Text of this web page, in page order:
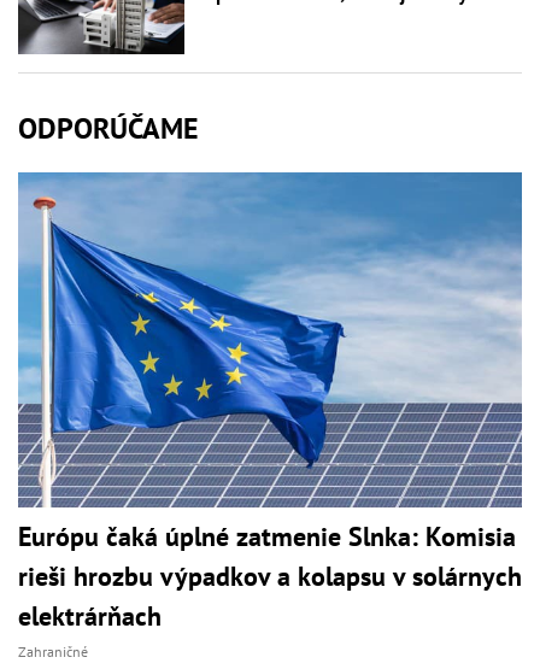
ODPORÚČAME
Európu čaká úplné zatmenie Slnka: Komisia
rieši hrozbu výpadkov a kolapsu v solárnych
elektrárňach
Zahraničné